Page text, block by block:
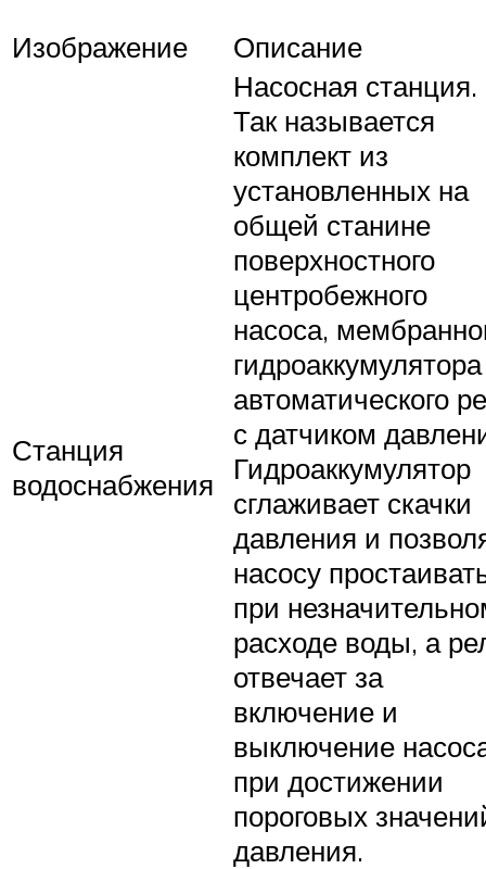
Изображение
Описание
Станция
водоснабжения
Насосная станция.
Так называется
комплект из
установленных на
общей станине
поверхностного
центробежного
насоса,
автоматического
с датчиком
Гидроаккумулятор
сглаживает скачки
давления и
насосу
при
расходе воды, а
отвечает за
включение и
выключение
при достижении
пороговых
давления.